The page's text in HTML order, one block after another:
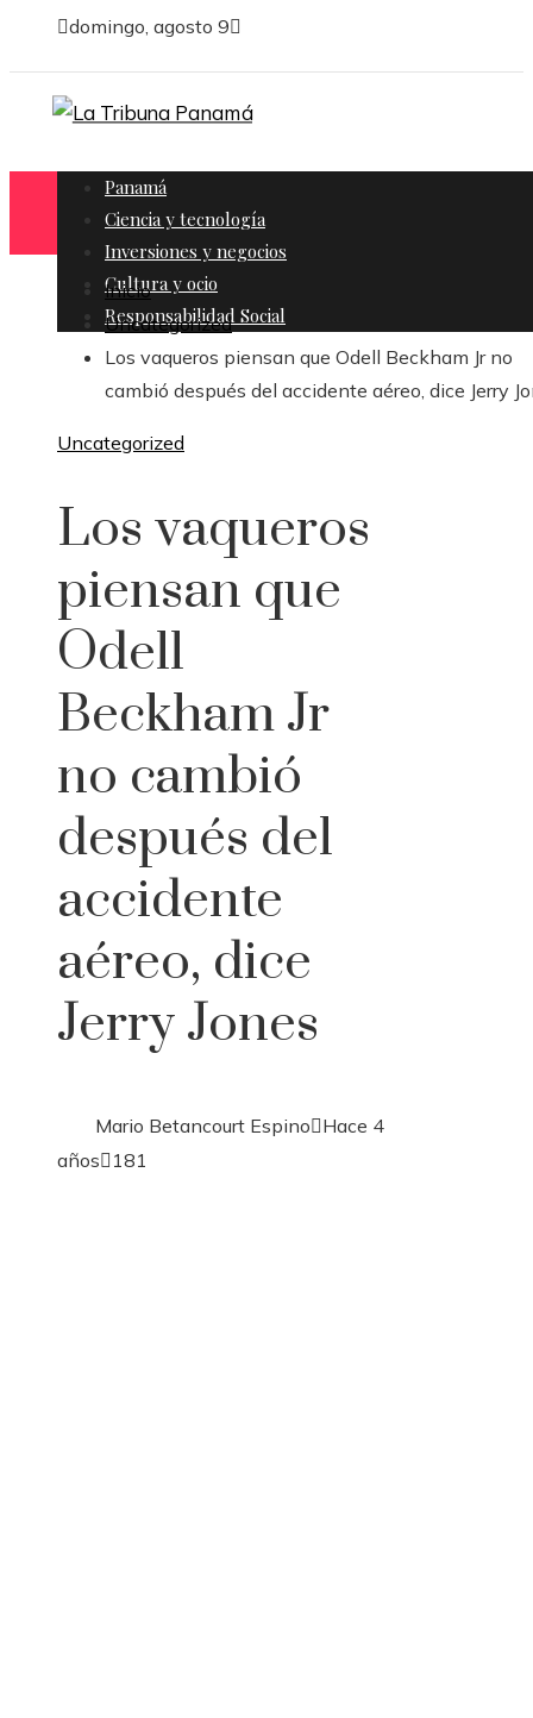
domingo, agosto 9
Panamá
Ciencia y tecnología
Inversiones y negocios
Cultura y ocio
Responsabilidad Social
Inicio
Uncategorized
Los vaqueros piensan que Odell Beckham Jr no
cambió después del accidente aéreo, dice Jerry
Uncategorized
Los vaqueros
piensan que
Odell
Beckham Jr
no cambió
después del
accidente
aéreo, dice
Jerry Jones
Mario Betancourt Espino Hace 4
años
181